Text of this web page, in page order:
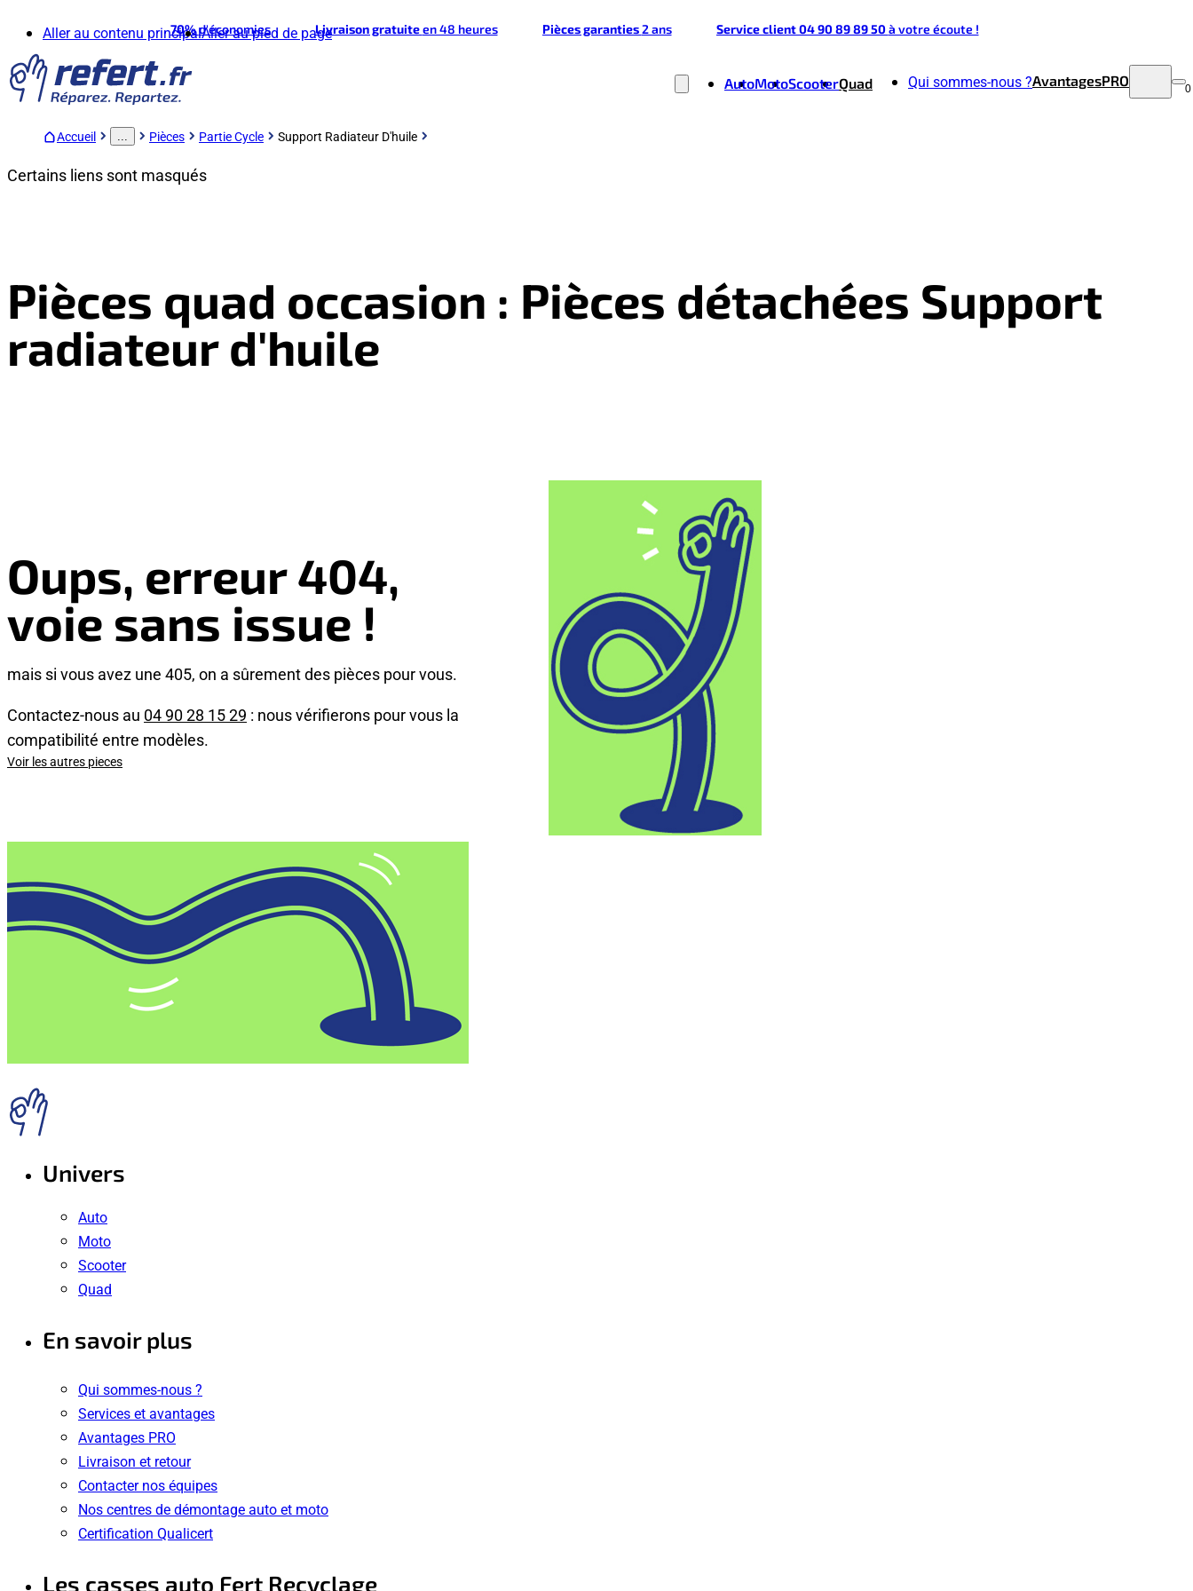
Aller au contenu principalAller au pied de page
70%d'économies Livraison gratuiteen 48 heures Pièces garanties2 ans Service client 04 90 89 89 50à votre écoute !
AutoMotoScooterQuad Qui sommes-nous ?AvantagesPRO 0
Accueil ... Pièces Partie Cycle Support Radiateur D'huile
Certains liens sont masqués
Pièces quad occasion : Pièces détachées Support
radiateur d'huile
Oups, erreur 404,
voie sans issue !
mais si vous avez une 405, on a sûrement des pièces pour vous.
Contactez-nous au 04 90 28 15 29 : nous vérifierons pour vous la
compatibilité entre modèles.
Voir les autres pieces
Univers
Auto
Moto
Scooter
Quad
En savoir plus
Qui sommes-nous ?
Services et avantages
Avantages PRO
Livraison et retour
Contacter nos équipes
Nos centres de démontage auto et moto
Certification Qualicert
Les casses auto Fert Recyclage